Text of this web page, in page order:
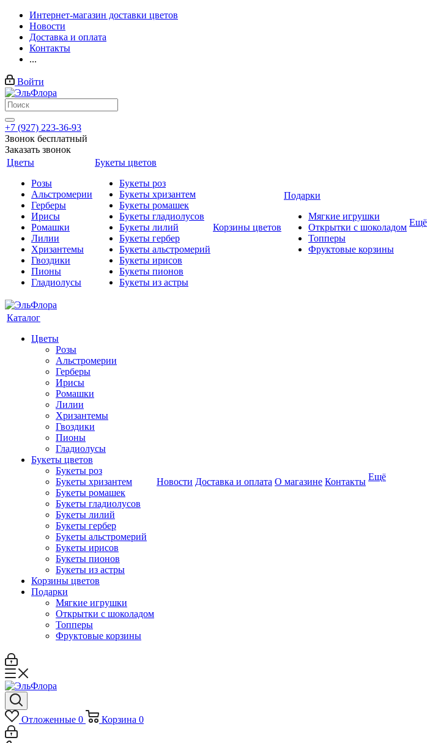
Интернет-магазин доставки цветов
Новости
Доставка и оплата
Контакты
...
Войти
+7 (927) 223-36-93
Звонок бесплатный
Заказать звонок
Цветы
Розы
Альстромерии
Герберы
Ирисы
Ромашки
Лилии
Хризантемы
Гвоздики
Пионы
Гладиолусы
Букеты цветов
Букеты роз
Букеты хризантем
Букеты ромашек
Букеты гладиолусов
Букеты лилий
Букеты гербер
Букеты альстромерий
Букеты ирисов
Букеты пионов
Букеты из астры
Корзины цветов
Подарки
Мягкие игрушки
Открытки с шоколадом
Топперы
Фруктовые корзины
Ещё
Каталог
Цветы
Розы
Альстромерии
Герберы
Ирисы
Ромашки
Лилии
Хризантемы
Гвоздики
Пионы
Гладиолусы
Букеты цветов
Букеты роз
Букеты хризантем
Букеты ромашек
Букеты гладиолусов
Букеты лилий
Букеты гербер
Букеты альстромерий
Букеты ирисов
Букеты пионов
Букеты из астры
Корзины цветов
Подарки
Мягкие игрушки
Открытки с шоколадом
Топперы
Фруктовые корзины
Новости Доставка и оплата О магазине Контакты Ещё
Отложенные 0 Корзина 0